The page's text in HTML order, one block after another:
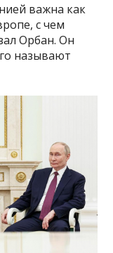
важна как
с чем
Орбан. Он
называют